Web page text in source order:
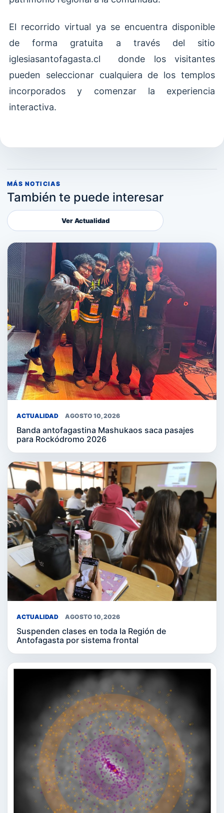
El recorrido virtual ya se encuentra disponible
de forma gratuita a través del sitio
iglesiasantofagasta.cl donde los visitantes
pueden seleccionar cualquiera de los templos
incorporados y comenzar la experiencia
interactiva.
MÁS NOTICIAS
También te puede interesar
Ver Actualidad
ACTUALIDAD AGOSTO 10, 2026
Banda antofagastina Mashukaos saca pasajes
para Rockódromo 2026
ACTUALIDAD AGOSTO 10, 2026
Suspenden clases en toda la Región de
Antofagasta por sistema frontal